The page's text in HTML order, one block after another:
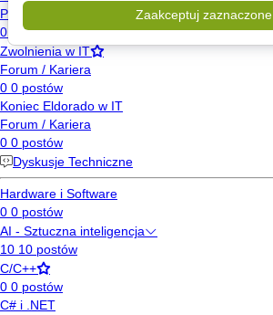
Zaakceptuj zaznaczone